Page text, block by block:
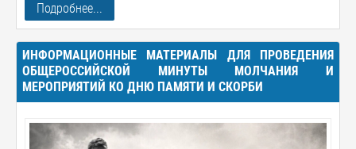
Подробнее...
ИНФОРМАЦИОННЫЕ МАТЕРИАЛЫ ДЛЯ ПРОВЕДЕНИЯ
ОБЩЕРОССИЙСКОЙ МИНУТЫ МОЛЧАНИЯ И
МЕРОПРИЯТИЙ КО ДНЮ ПАМЯТИ И СКОРБИ